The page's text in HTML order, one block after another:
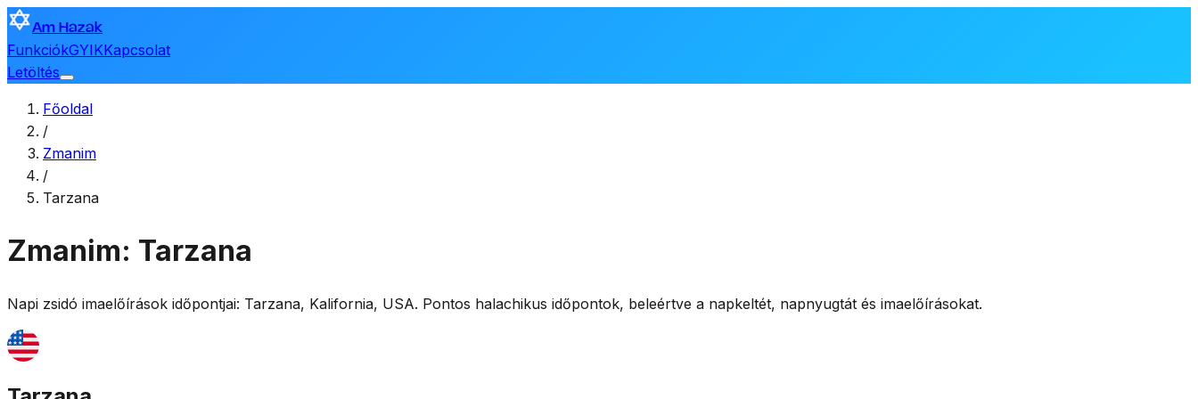
Am Hazak
FunkciókGYIKKapcsolat
Letöltés
Főoldal
/
Zmanim
/
Tarzana
Zmanim: Tarzana
Napi zsidó imaelőírások időpontjai: Tarzana, Kalifornia, USA. Pontos halachikus időpontok, beleértve a napkeltét, napnyugtát és imaelőírásokat.